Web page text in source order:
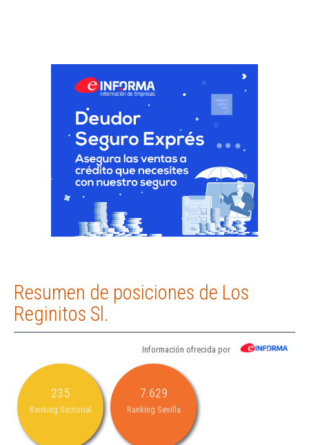
Resumen de posiciones de Los
Reginitos Sl.
Información ofrecida por
235
Ranking Sectorial
7.629
Ranking Sevilla